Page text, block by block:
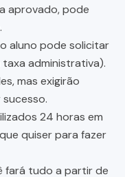
aprovado, pode
aluno pode solicitar
administrativa).
mas exigirão
24 horas em
quiser para fazer
fará tudo a partir de